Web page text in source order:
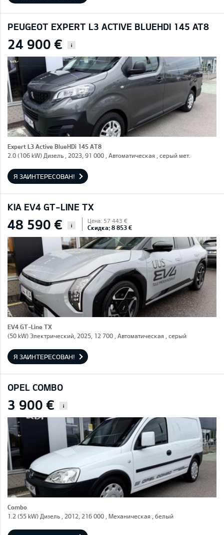
PEUGEOT EXPERT L3 ACTIVE BLUEHDI 145 AT8
24 900 € i
Expert L3 Active BlueHDi 145 AT8
2.0 (106 kW) Дизель , 2023, 91 000 , Автоматическая , серый мет.
Я ЗАИНТЕРЕСОВАН!
KIA EV4 GT-LINE TX
48 590 € i
Цена: 57 443 €
Скидка: 8 853 €
EV4 GT-Line TX
(50 kW) Электрический, 2025, 12 700 , Автоматическая , серый
Я ЗАИНТЕРЕСОВАН!
OPEL COMBO
3 900 € i
Combo
1.2 (55 kW) Дизель , 2012, 216 000 , Механическая , белый